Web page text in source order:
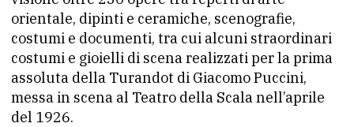
orientale, dipinti e ceramiche, scenografie,
costumi e documenti, tra cui alcuni straordinari
costumi e gioielli di scena realizzati per la prima
assoluta della Turandot di Giacomo Puccini,
messa in scena al Teatro della Scala nell’aprile
del 1926.